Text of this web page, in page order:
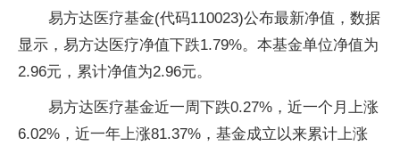
易方达医疗基金(代码110023)公布最新净值，数据
显示，易方达医疗净值下跌1.79%。本基金单位净值为
2.96元，累计净值为2.96元。
易方达医疗基金近一周下跌0.27%，近一个月上涨
6.02%，近一年上涨81.37%，基金成立以来累计上涨